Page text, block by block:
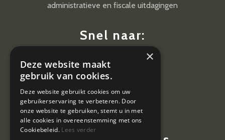
administratieve en fiscale uitdagingen
Snel naar:
Diensten
Vacatures
×
Deze website maakt
gebruik van cookies.
Deze website gebruikt cookies om uw
gebruikerservaring te verbeteren. Door
onze website te gebruiken, stemt u in met
alle cookies in overeenstemming met ons
Cookiebeleid. Lees verder